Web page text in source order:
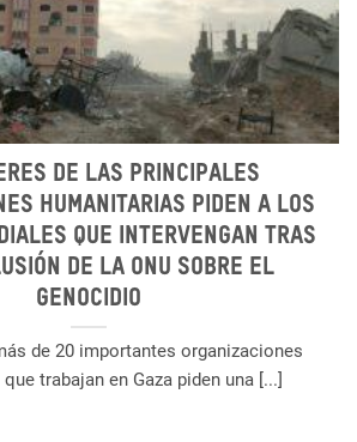
de las principales
humanitarias piden a los
que intervengan tras
de la ONU sobre el
genocidio
de 20 importantes organizaciones
trabajan en Gaza piden una [...]